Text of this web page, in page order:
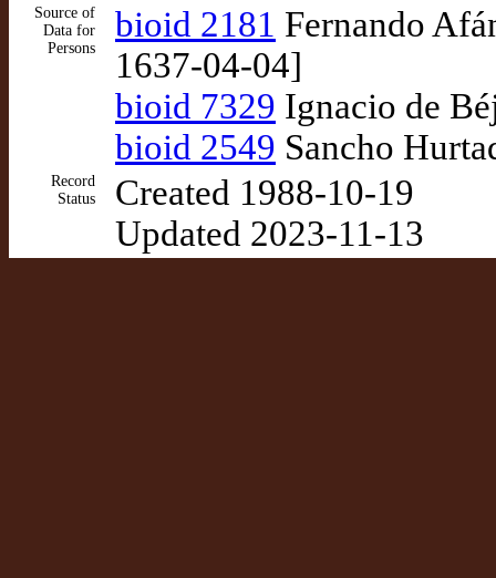
Source of
Data for
Persons
bioid 2181 Fernando
1637-04-04]
bioid 7329 Ignacio de
bioid 2549 Sancho
Record
Status
Created 1988-10-19
Updated 2023-11-13